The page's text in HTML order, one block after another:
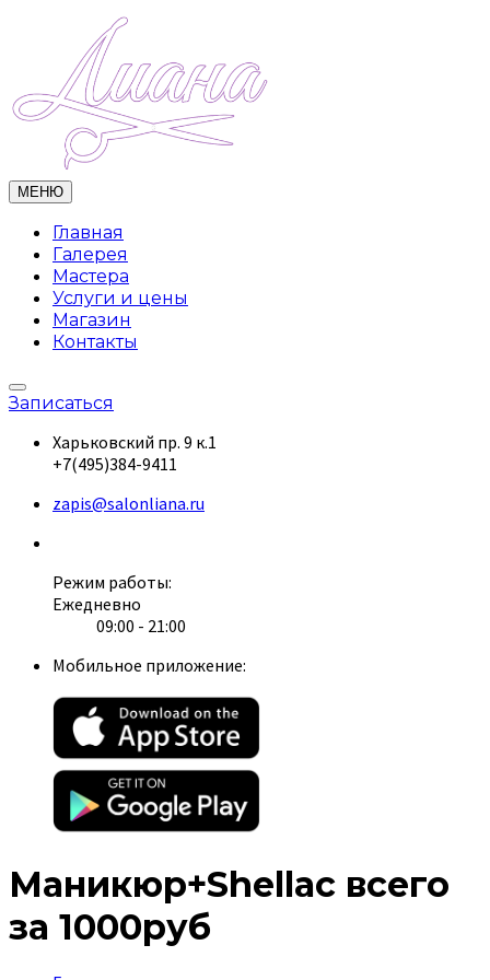
МЕНЮ
Главная
Галерея
Мастера
Услуги и цены
Магазин
Контакты
Записаться
Харьковский пр. 9 к.1
+7(495)384-9411
zapis@salonliana.ru
Режим работы:
Ежедневно
09:00 - 21:00
Мобильное приложение:
Маникюр+Shellac всего
за 1000руб